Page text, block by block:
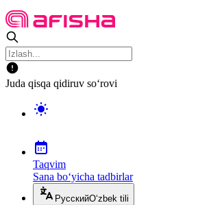
Juda qisqa qidiruv so‘rovi
Taqvim
Sana bo‘yicha tadbirlar
РусскийO‘zbek tili